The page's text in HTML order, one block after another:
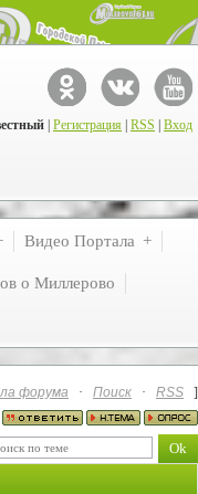
Регистрация RSS Вход
Видео Портала
о Миллерово
форума · Поиск · RSS
]